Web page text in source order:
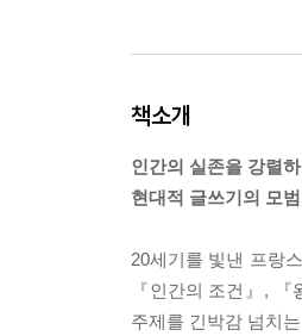
책소개
인간의 실존을 강렬
현대적 글쓰기의 모
20세기를 빛낸 프랑
『인간의 조건』,
주제를 긴박감 넘치